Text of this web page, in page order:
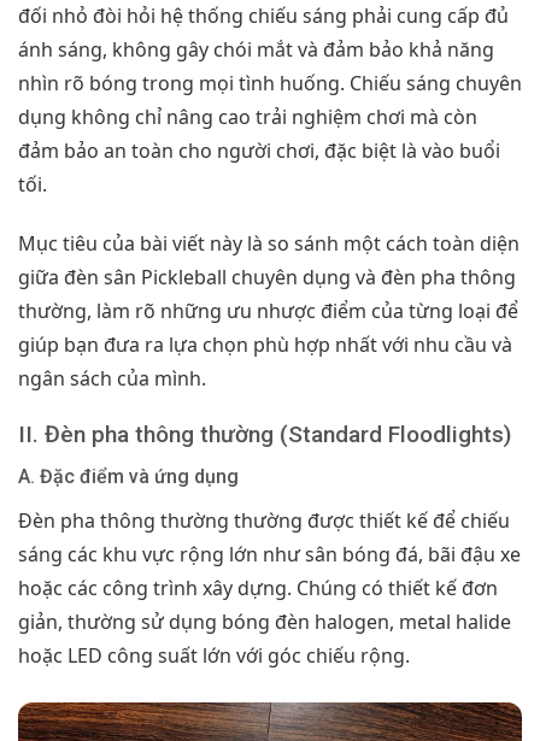
đối nhỏ đòi hỏi hệ thống chiếu sáng phải cung cấp đủ
ánh sáng, không gây chói mắt và đảm bảo khả năng
nhìn rõ bóng trong mọi tình huống. Chiếu sáng chuyên
dụng không chỉ nâng cao trải nghiệm chơi mà còn
đảm bảo an toàn cho người chơi, đặc biệt là vào buổi
tối.
Mục tiêu của bài viết này là so sánh một cách toàn diện
giữa đèn sân Pickleball chuyên dụng và đèn pha thông
thường, làm rõ những ưu nhược điểm của từng loại để
giúp bạn đưa ra lựa chọn phù hợp nhất với nhu cầu và
ngân sách của mình.
II. Đèn pha thông thường (Standard Floodlights)
A. Đặc điểm và ứng dụng
Đèn pha thông thường thường được thiết kế để chiếu
sáng các khu vực rộng lớn như sân bóng đá, bãi đậu xe
hoặc các công trình xây dựng. Chúng có thiết kế đơn
giản, thường sử dụng bóng đèn halogen, metal halide
hoặc LED công suất lớn với góc chiếu rộng.